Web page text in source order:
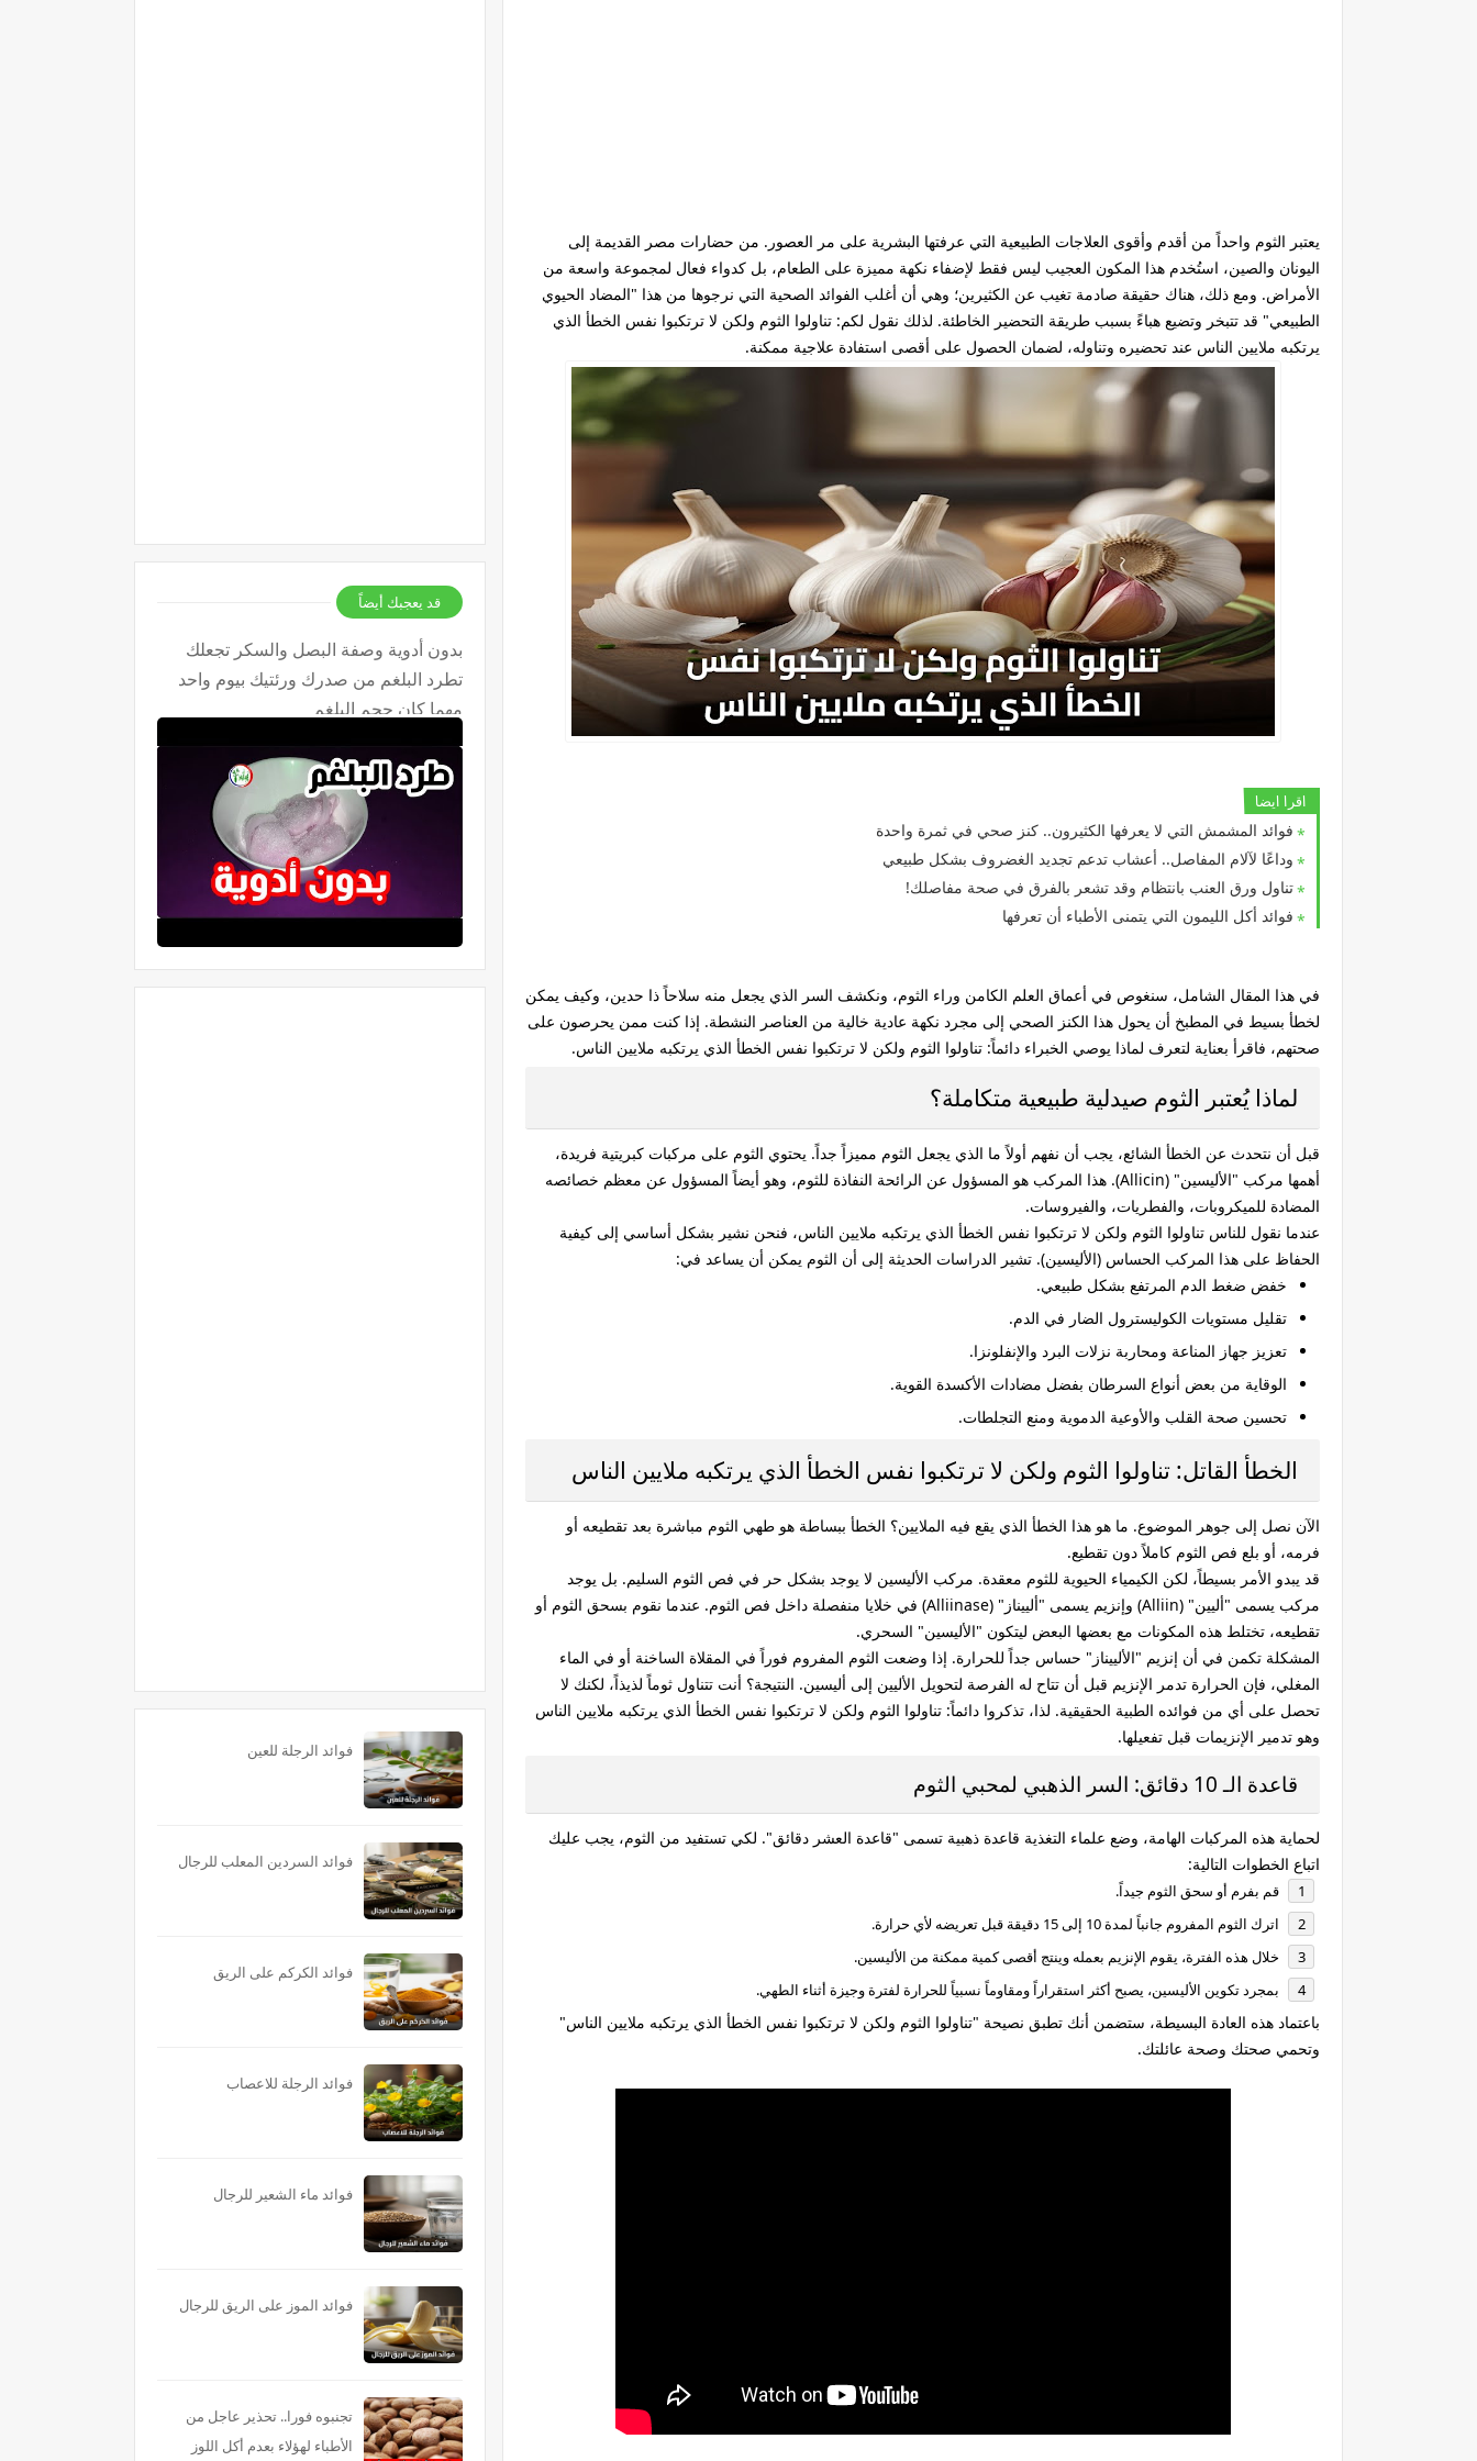
يعتبر الثوم واحداً من أقدم وأقوى العلاجات الطبيعية التي عرفتها البشرية على مر العصور. من حضارات مصر القديمة إلى
اليونان والصين، استُخدم هذا المكون العجيب ليس فقط لإضفاء نكهة مميزة على الطعام، بل كدواء فعال لمجموعة واسعة من
الأمراض. ومع ذلك، هناك حقيقة صادمة تغيب عن الكثيرين؛ وهي أن أغلب الفوائد الصحية التي نرجوها من هذا "المضاد الحيوي
الطبيعي" قد تتبخر وتضيع هباءً بسبب طريقة التحضير الخاطئة. لذلك نقول لكم: تناولوا الثوم ولكن لا ترتكبوا نفس الخطأ الذي
يرتكبه ملايين الناس عند تحضيره وتناوله، لضمان الحصول على أقصى استفادة علاجية ممكنة.
اقرا ايضا
فوائد المشمش التي لا يعرفها الكثيرون.. كنز صحي في ثمرة واحدة
وداعًا لآلام المفاصل.. أعشاب تدعم تجديد الغضروف بشكل طبيعي
تناول ورق العنب بانتظام وقد تشعر بالفرق في صحة مفاصلك!
فوائد أكل الليمون التي يتمنى الأطباء أن تعرفها
في هذا المقال الشامل، سنغوص في أعماق العلم الكامن وراء الثوم، ونكشف السر الذي يجعل منه سلاحاً ذا حدين، وكيف يمكن
لخطأ بسيط في المطبخ أن يحول هذا الكنز الصحي إلى مجرد نكهة عادية خالية من العناصر النشطة. إذا كنت ممن يحرصون على
صحتهم، فاقرأ بعناية لتعرف لماذا يوصي الخبراء دائماً: تناولوا الثوم ولكن لا ترتكبوا نفس الخطأ الذي يرتكبه ملايين الناس.
لماذا يُعتبر الثوم صيدلية طبيعية متكاملة؟
قبل أن نتحدث عن الخطأ الشائع، يجب أن نفهم أولاً ما الذي يجعل الثوم مميزاً جداً. يحتوي الثوم على مركبات كبريتية فريدة،
أهمها مركب "الأليسين" (Allicin). هذا المركب هو المسؤول عن الرائحة النفاذة للثوم، وهو أيضاً المسؤول عن معظم خصائصه
المضادة للميكروبات، والفطريات، والفيروسات.
عندما نقول للناس تناولوا الثوم ولكن لا ترتكبوا نفس الخطأ الذي يرتكبه ملايين الناس، فنحن نشير بشكل أساسي إلى كيفية
الحفاظ على هذا المركب الحساس (الأليسين). تشير الدراسات الحديثة إلى أن الثوم يمكن أن يساعد في:
خفض ضغط الدم المرتفع بشكل طبيعي.
تقليل مستويات الكوليسترول الضار في الدم.
تعزيز جهاز المناعة ومحاربة نزلات البرد والإنفلونزا.
الوقاية من بعض أنواع السرطان بفضل مضادات الأكسدة القوية.
تحسين صحة القلب والأوعية الدموية ومنع التجلطات.
الخطأ القاتل: تناولوا الثوم ولكن لا ترتكبوا نفس الخطأ الذي يرتكبه ملايين الناس
الآن نصل إلى جوهر الموضوع. ما هو هذا الخطأ الذي يقع فيه الملايين؟ الخطأ ببساطة هو طهي الثوم مباشرة بعد تقطيعه أو
فرمه، أو بلع فص الثوم كاملاً دون تقطيع.
قد يبدو الأمر بسيطاً، لكن الكيمياء الحيوية للثوم معقدة. مركب الأليسين لا يوجد بشكل حر في فص الثوم السليم. بل يوجد
مركب يسمى "أليين" (Alliin) وإنزيم يسمى "ألييناز" (Alliinase) في خلايا منفصلة داخل فص الثوم. عندما نقوم بسحق الثوم أو
تقطيعه، تختلط هذه المكونات مع بعضها البعض ليتكون "الأليسين" السحري.
المشكلة تكمن في أن إنزيم "الألييناز" حساس جداً للحرارة. إذا وضعت الثوم المفروم فوراً في المقلاة الساخنة أو في الماء
المغلي، فإن الحرارة تدمر الإنزيم قبل أن تتاح له الفرصة لتحويل الأليين إلى أليسين. النتيجة؟ أنت تتناول ثوماً لذيذاً، لكنك لا
تحصل على أي من فوائده الطبية الحقيقية. لذا، تذكروا دائماً: تناولوا الثوم ولكن لا ترتكبوا نفس الخطأ الذي يرتكبه ملايين الناس
وهو تدمير الإنزيمات قبل تفعيلها.
قاعدة الـ 10 دقائق: السر الذهبي لمحبي الثوم
لحماية هذه المركبات الهامة، وضع علماء التغذية قاعدة ذهبية تسمى "قاعدة العشر دقائق". لكي تستفيد من الثوم، يجب عليك
اتباع الخطوات التالية:
قم بفرم أو سحق الثوم جيداً.
اترك الثوم المفروم جانباً لمدة 10 إلى 15 دقيقة قبل تعريضه لأي حرارة.
خلال هذه الفترة، يقوم الإنزيم بعمله وينتج أقصى كمية ممكنة من الأليسين.
بمجرد تكوين الأليسين، يصبح أكثر استقراراً ومقاوماً نسبياً للحرارة لفترة وجيزة أثناء الطهي.
باعتماد هذه العادة البسيطة، ستضمن أنك تطبق نصيحة "تناولوا الثوم ولكن لا ترتكبوا نفس الخطأ الذي يرتكبه ملايين الناس"
وتحمي صحتك وصحة عائلتك.
قد يعجبك أيضاً
بدون أدوية وصفة البصل والسكر تجعلك
تطرد البلغم من صدرك ورئتيك بيوم واحد
مهما كان حجم البلغم
فوائد الرجلة للعين
فوائد السردين المعلب للرجال
فوائد الكركم على الريق
فوائد الرجلة للاعصاب
فوائد ماء الشعير للرجال
فوائد الموز على الريق للرجال
تجنبوه فورا.. تحذير عاجل من
الأطباء لهؤلاء بعدم أكل اللوز